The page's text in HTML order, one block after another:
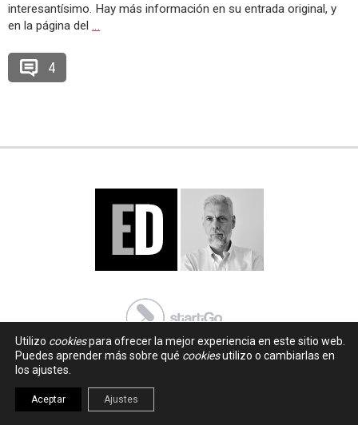
interesantísimo. Hay más información en su entrada original, y
en la página del …
4
Utilizo cookiespara ofrecer la mejor experiencia en este sitio web.
Puedes aprender más sobre qué cookiesutilizo o cambiarlas en
los ajustes.
Aceptar Ajustes